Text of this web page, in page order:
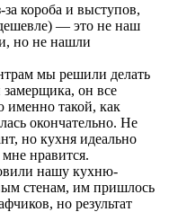
короба и выступов,
— это не наш
но не нашли
мы решили делать
он все
именно такой, как
окончательно. Не
но кухня идеально
нравится.
нашу кухню-
стенам, им пришлось
но результат